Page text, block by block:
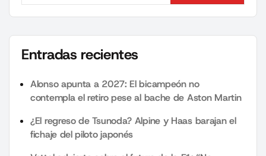
Entradas recientes
Alonso apunta a 2027: El bicampeón no
contempla el retiro pese al bache de Aston Martin
¿El regreso de Tsunoda? Alpine y Haas barajan el
fichaje del piloto japonés